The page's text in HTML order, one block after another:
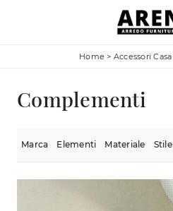
Home > Accessori Casa
Complementi
Marca Elementi Materiale Stile